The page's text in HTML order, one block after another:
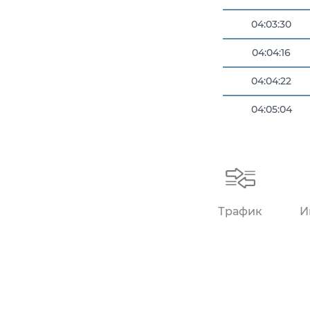
04:03:30
04:04:16
04:04:22
04:05:04
Трафик